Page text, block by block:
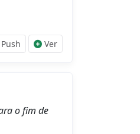
Push Ver
o fim de